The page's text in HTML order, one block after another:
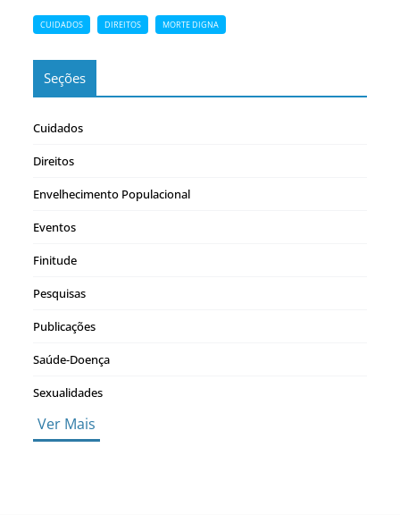
CUIDADOS DIREITOS MORTE DIGNA
Seções
Cuidados
Direitos
Envelhecimento Populacional
Eventos
Finitude
Pesquisas
Publicações
Saúde-Doença
Sexualidades
Ver Mais